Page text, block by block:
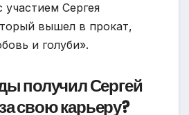
Сергея
вышел в прокат,
и голуби».
получил Сергей
свою карьеру?